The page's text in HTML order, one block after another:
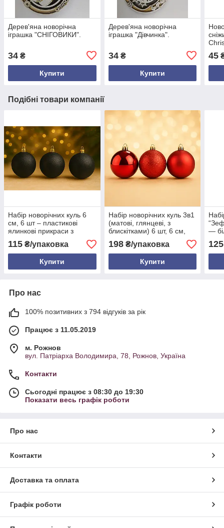
Дерев'яна новорічна
іграшка "СНІГОВИКИ".
34 ₴
Купити
Дерев'яна новорічна
іграшка "Дівчинка".
34₴
Купити
45
Подібні товари компанії
Набір новорічних куль 6
см, 6 шт – пластикові
ялинкові прикраси з
115 ₴/упаковка
Купити
Набір новорічних куль 3в1
(матові, глянцеві, з
блискітками) 6 шт, 6 см,
святкова прикраса для
ялинки
198₴/упаковка
Купити
—
125
Про нас
100% позитивних з 794 відгуків за рік
Працює з 11.05.2019
м. Рожнов
вул. Патріарха Володимира, 78, Рожнов, Україна
Контакти
Сьогодні працює з 08:30 до 19:30
Показати весь графік роботи
Про нас
Контакти
Доставка та оплата
Графік роботи